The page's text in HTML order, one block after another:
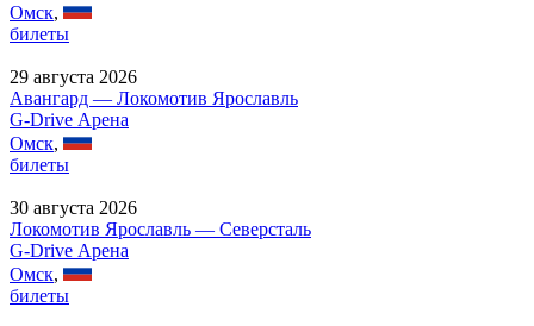
Омск,
билеты
29 августа 2026
Авангард — Локомотив Ярославль
G-Drive Арена
Омск,
билеты
30 августа 2026
Локомотив Ярославль — Северсталь
G-Drive Арена
Омск,
билеты